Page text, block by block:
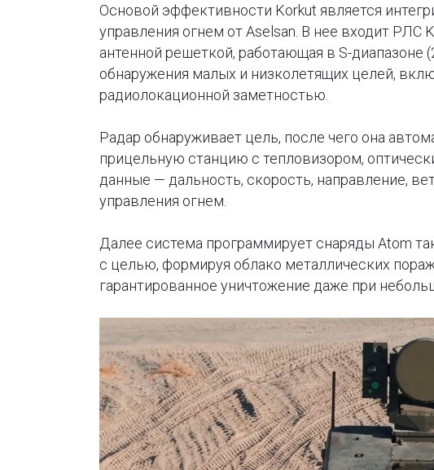
Основой эффективности Korkut является
управления огнем от Aselsan. В нее входит РЛС
антенной решеткой, работающая в S-диапазоне
обнаружения малых и низколетящих целей,
радиолокационной заметностью.
Радар обнаруживает цель, после чего она
прицельную станцию с тепловизором,
данные — дальность, скорость, направление,
управления огнем.
Далее система программирует снаряды Atom
с целью, формируя облако металлических
гарантированное уничтожение даже при